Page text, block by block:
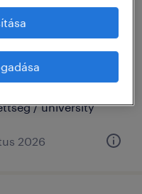
/ university
2026